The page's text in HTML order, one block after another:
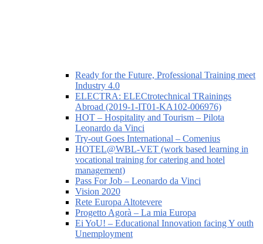
Ready for the Future, Professional Training meet
Industry 4.0
ELECTRA: ELECtrotechnical TRainings
Abroad (2019-1-IT01-KA102-006976)
HOT – Hospitality and Tourism – Pilota
Leonardo da Vinci
Try-out Goes International – Comenius
HOTEL@WBL-VET (work based learning in
vocational training for catering and hotel
management)
Pass For Job – Leonardo da Vinci
Vision 2020
Rete Europa Altotevere
Progetto Agorà – La mia Europa
Ei YoU! – Educational Innovation facing Y outh
Unemployment